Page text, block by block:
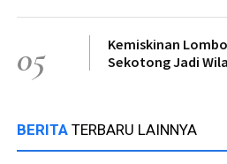
05
Kemiskinan
Sekotong Jadi
BERITA TERBARU LAINNYA